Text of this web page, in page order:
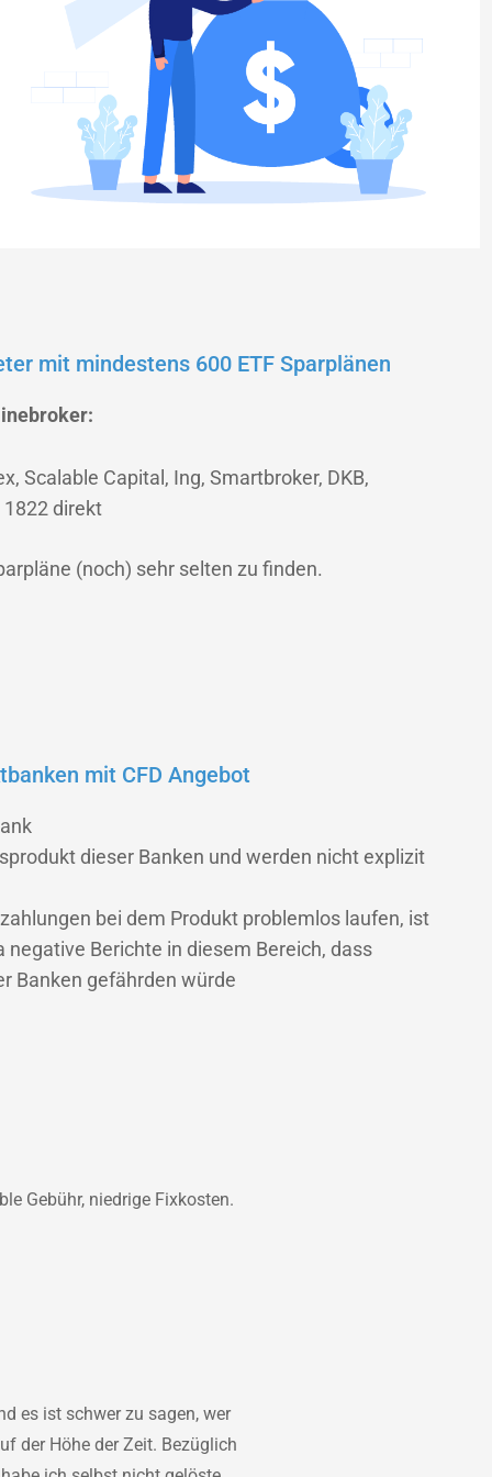
mit mindestens 600 ETF Sparplänen
Scalable Capital, Ing, Smartbroker, DKB,
direkt
(noch) sehr selten zu finden.
mit CFD Angebot
dieser Banken und werden nicht explizit
bei dem Produkt problemlos laufen, ist
negative Berichte in diesem Bereich, dass
Banken gefährden würde
Gebühr, niedrige Fixkosten.
es ist schwer zu sagen, wer
der Höhe der Zeit. Bezüglich